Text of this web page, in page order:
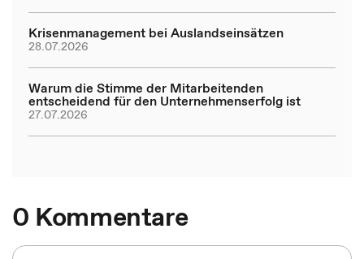
Krisenmanagement bei Auslandseinsätzen
28.07.2026
Warum die Stimme der Mitarbeitenden
entscheidend für den Unternehmenserfolg ist
27.07.2026
0 Kommentare